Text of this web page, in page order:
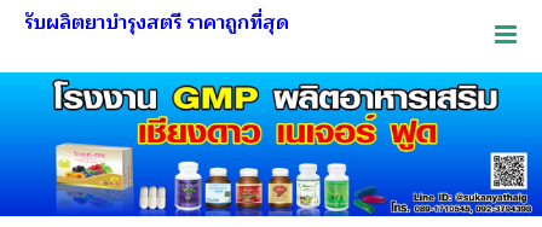
รับผลิตยาบำรุงสตรี ราคาถูกที่สุด